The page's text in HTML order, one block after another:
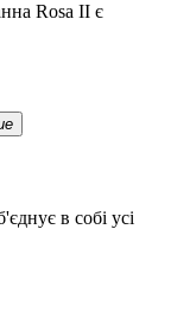
Rosa II є
в собі усі